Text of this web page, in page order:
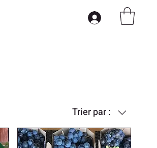
Trier par :